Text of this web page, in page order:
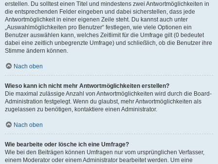
erstellen. Du solltest einen Titel und mindestens zwei Antwortmöglichkeiten in
die entsprechenden Felder eingeben und dabei sicherstellen, dass jede
Antwortmöglichkeit in einer eigenen Zeile steht. Du kannst auch unter
„Auswahlmöglichkeiten pro Benutzer“ festlegen, wie viele Optionen ein
Benutzer auswählen kann, welches Zeitlimit für die Umfrage gilt (0 bedeutet
dabei eine zeitlich unbegrenzte Umfrage) und schließlich, ob die Benutzer ihre
Stimme ändern können.
Nach oben
Wieso kann ich nicht mehr Antwortmöglichkeiten erstellen?
Die maximal zulässige Anzahl von Antwortmöglichkeiten wird durch die Board-
Administration festgelegt. Wenn du glaubst, mehr Antwortmöglichkeiten als
zugelassen zu benötigen, kontaktiere einen Administrator.
Nach oben
Wie bearbeite oder lösche ich eine Umfrage?
Wie bei den Beiträgen können Umfragen nur vom ursprünglichen Verfasser,
einem Moderator oder einem Administrator bearbeitet werden. Um eine